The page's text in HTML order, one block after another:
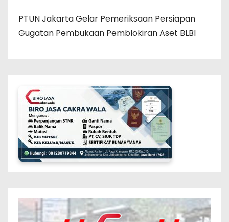
PTUN Jakarta Gelar Pemeriksaan Persiapan
Gugatan Pembukaan Pemblokiran Aset BLBI